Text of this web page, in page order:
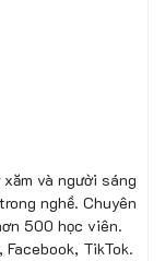
và người sáng
nghề. Chuyên
500 học viên.
TikTok.